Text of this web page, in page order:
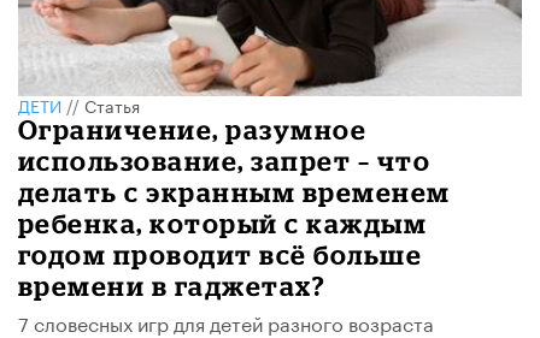
ДЕТИ//Статья
Ограничение, разумное
использование, запрет – что
делать с экранным временем
ребенка, который с каждым
годом проводит всё больше
времени в гаджетах?
7 словесных игр для детей разного возраста